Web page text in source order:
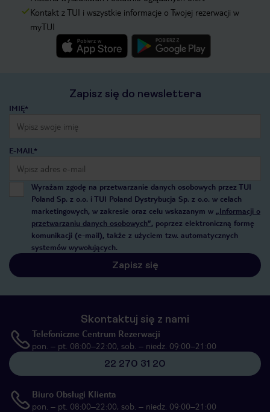
Kontakt z TUI i wszystkie informacje o Twojej rezerwacji w
myTUI
Zapisz się do newslettera
IMIĘ*
E-MAIL*
Wyrażam zgodę na przetwarzanie danych osobowych przez TUI
Poland Sp. z o.o. i TUI Poland Dystrybucja Sp. z o.o. w celach
marketingowych, w zakresie oraz celu wskazanym w „Informacji o
przetwarzaniu danych osobowych”, poprzez elektroniczną formę
komunikacji (e-mail), także z użyciem tzw. automatycznych
systemów wywołujących.
Zapisz się
Skontaktuj się z nami
Telefoniczne Centrum Rezerwacji
pon. – pt. 08:00–22:00, sob. – niedz. 09:00–21:00
22 270 31 20
Biuro Obsługi Klienta
pon. – pt. 08:00–22:00, sob. – niedz. 09:00–21:00